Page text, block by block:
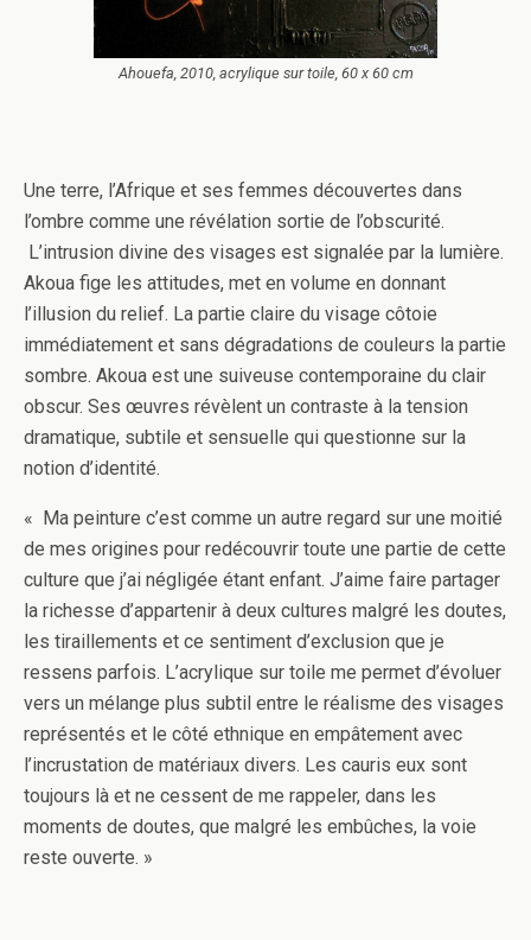
Ahouefa, 2010, acrylique sur toile, 60 x 60 cm
Une terre, l’Afrique et ses femmes découvertes dans
l’ombre comme une révélation sortie de l’obscurité.
L’intrusion divine des visages est signalée par la lumière.
Akoua fige les attitudes, met en volume en donnant
l’illusion du relief. La partie claire du visage côtoie
immédiatement et sans dégradations de couleurs la partie
sombre. Akoua est une suiveuse contemporaine du clair
obscur. Ses œuvres révèlent un contraste à la tension
dramatique, subtile et sensuelle qui questionne sur la
notion d’identité.
« Ma peinture c’est comme un autre regard sur une moitié
de mes origines pour redécouvrir toute une partie de cette
culture que j’ai négligée étant enfant. J’aime faire partager
la richesse d’appartenir à deux cultures malgré les doutes,
les tiraillements et ce sentiment d’exclusion que je
ressens parfois. L’acrylique sur toile me permet d’évoluer
vers un mélange plus subtil entre le réalisme des visages
représentés et le côté ethnique en empâtement avec
l’incrustation de matériaux divers. Les cauris eux sont
toujours là et ne cessent de me rappeler, dans les
moments de doutes, que malgré les embûches, la voie
reste ouverte. »